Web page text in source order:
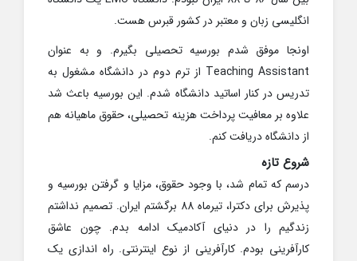
انگلیسی زبان و معتبر در کشور قبرس هست.
اونجا موفق شدم بورسیه تحصیلی بگیرم. و به عنوان
Teaching Assistant از ترم دوم در دانشگاه مشغول به
تدریس در کنار اساتید دانشگاه شدم. این بورسیه باعث شد
علاوه بر معافیت پرداخت هزینه تحصیلی، حقوق ماهیانه هم
از دانشگاه دریافت کنم.
شروع تازه
درسم که تمام شد، با وجود حقوق، مزایا و گرفتن بورسیه و
پذیرش برای دکترا، تیرماه 88 برگشتم ایران. تصمیم نداشتم
زندگیم را در دنیای آکادمیک ادامه بدم. چون عاشق
کارآفرینی بودم. کارآفرینی از نوع اینترنتی. راه اندازی یک